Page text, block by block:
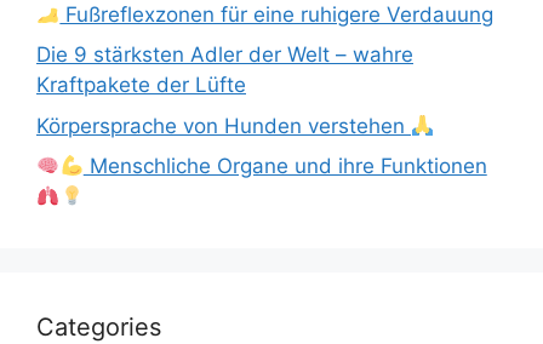
Fußreflexzonen für eine ruhigere Verdauung
Die 9 stärksten Adler der Welt – wahre
Kraftpakete der Lüfte
Körpersprache von Hunden verstehen
Menschliche Organe und ihre Funktionen
Categories